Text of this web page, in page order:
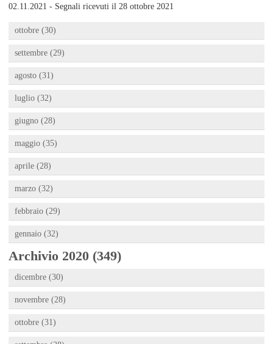
02.11.2021 - Segnali ricevuti il 28 ottobre 2021
ottobre (30)
settembre (29)
agosto (31)
luglio (32)
giugno (28)
maggio (35)
aprile (28)
marzo (32)
febbraio (29)
gennaio (32)
Archivio 2020 (349)
dicembre (30)
novembre (28)
ottobre (31)